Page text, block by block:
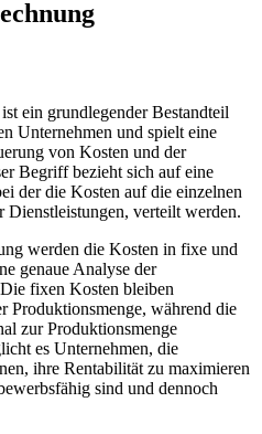
ein grundlegender Bestandteil
Unternehmen und spielt eine
von Kosten und der
Begriff bezieht sich auf eine
der die Kosten auf die einzelnen
Dienstleistungen, verteilt werden.
werden die Kosten in fixe und
genaue Analyse der
fixen Kosten bleiben
Produktionsmenge, während die
zur Produktionsmenge
es Unternehmen, die
ihre Rentabilität zu maximieren
sind und dennoch